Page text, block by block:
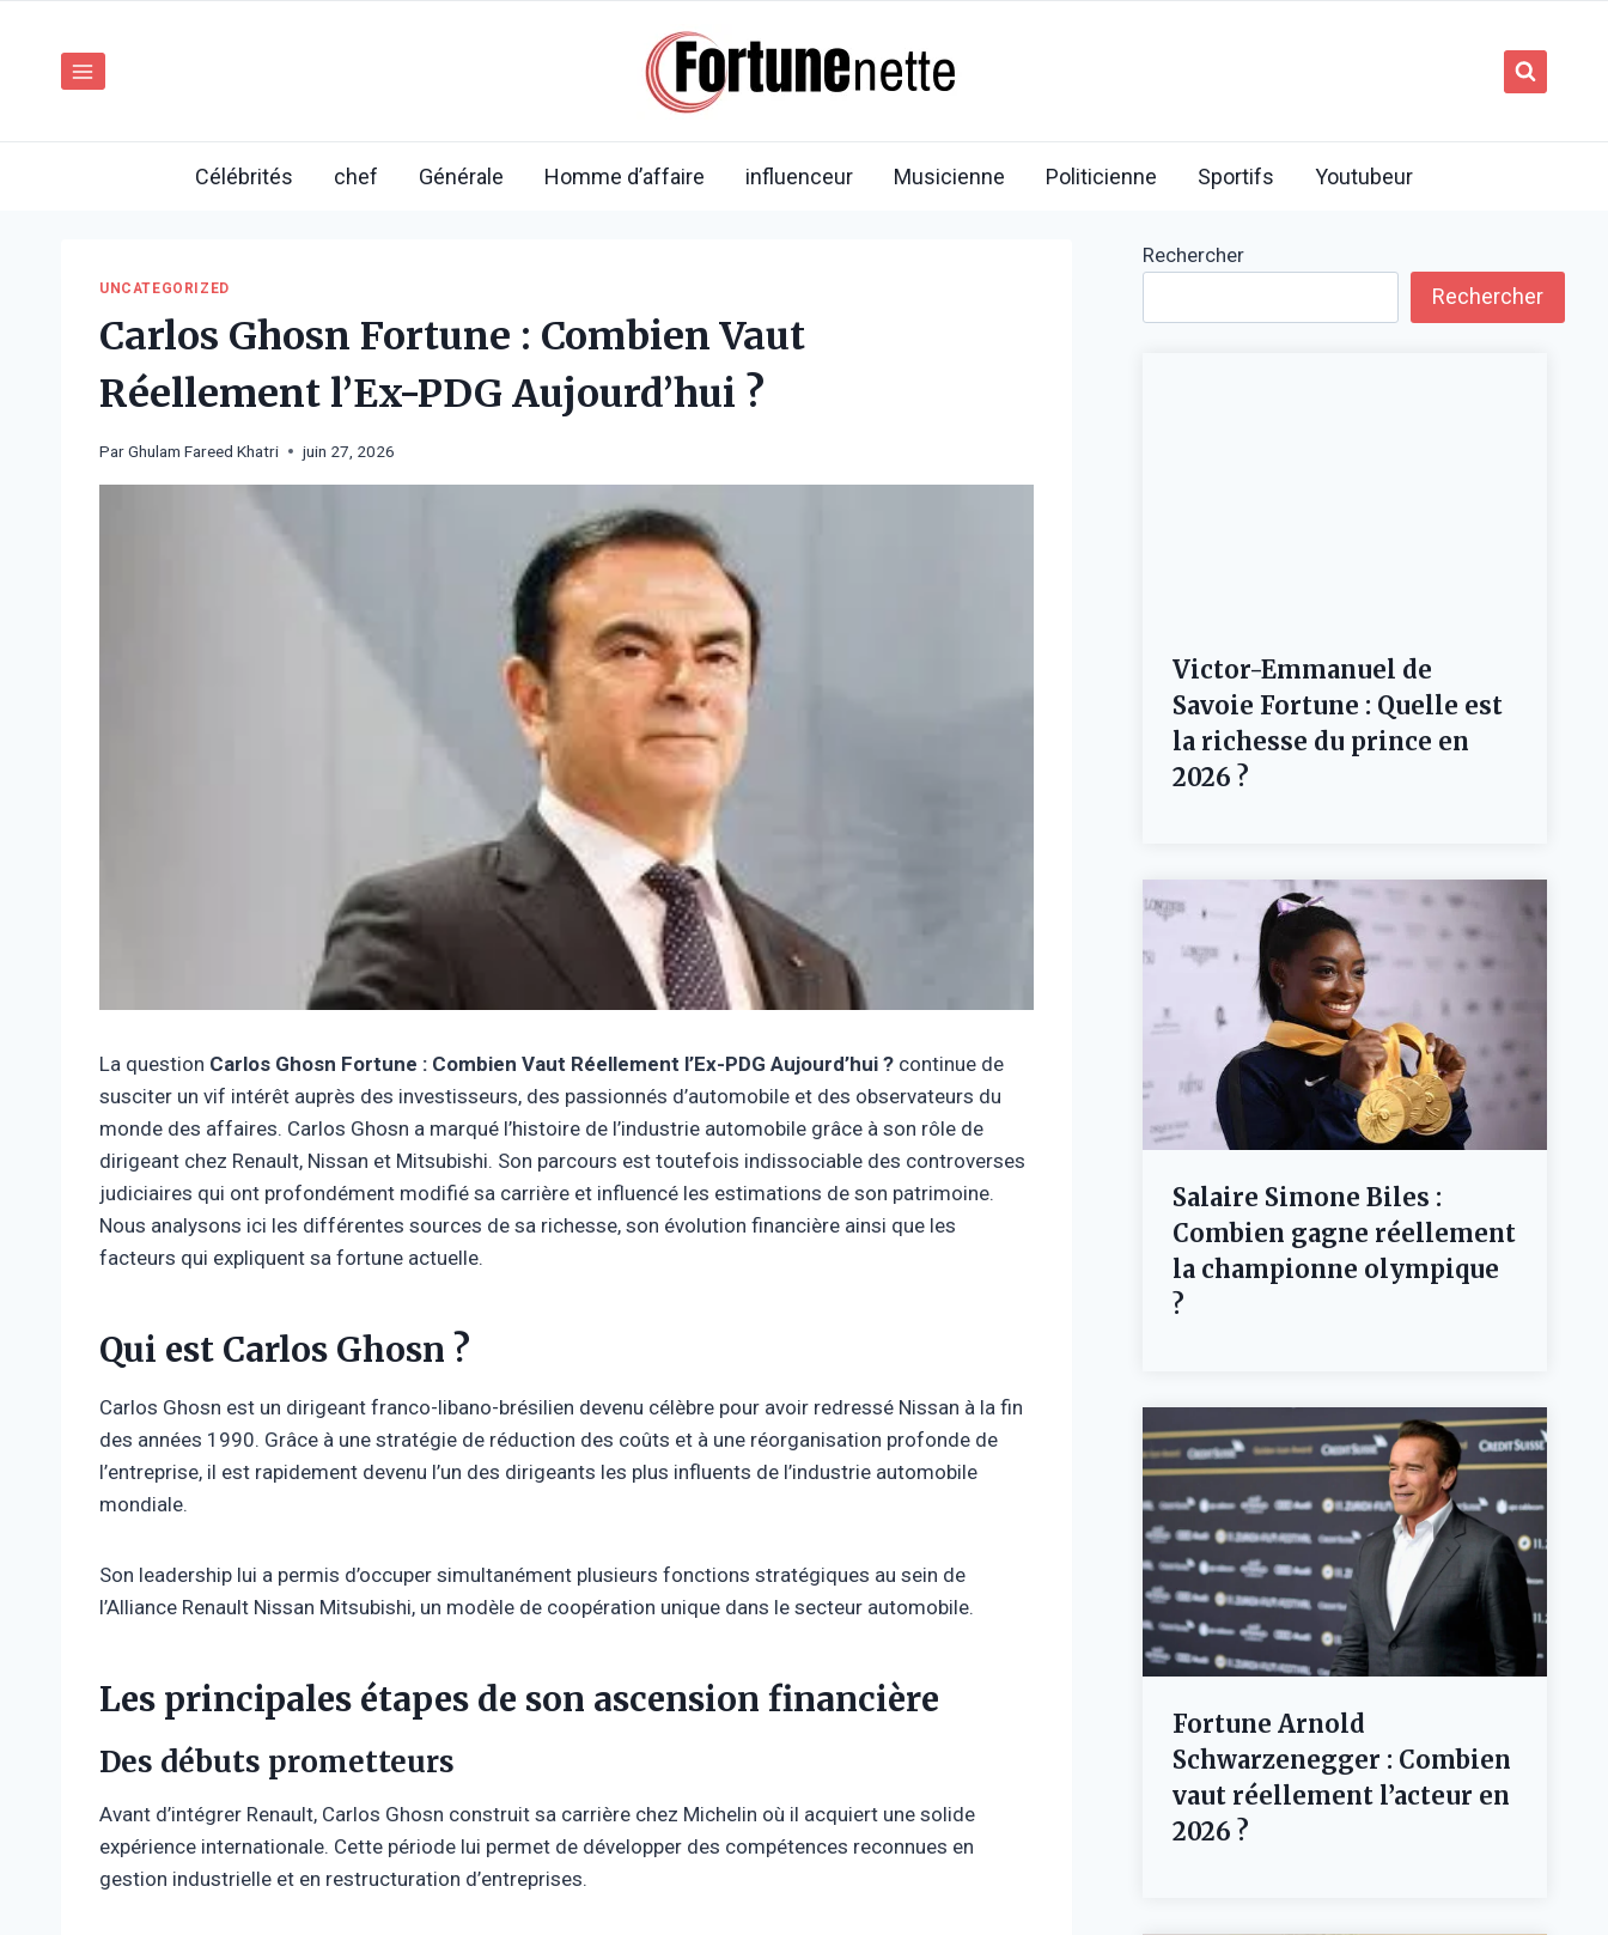
Célébrités chef Générale Homme d’affaire influenceur Musicienne Politicienne Sportifs Youtubeur
UNCATEGORIZED
Carlos Ghosn Fortune : Combien Vaut
Réellement l’Ex-PDG Aujourd’hui ?
ParGhulam Fareed Khatri juin 27, 2026
La question Carlos Ghosn Fortune : Combien Vaut Réellement l’Ex-PDG Aujourd’hui ? continue de
susciter un vif intérêt auprès des investisseurs, des passionnés d’automobile et des observateurs du
monde des affaires. Carlos Ghosn a marqué l’histoire de l’industrie automobile grâce à son rôle de
dirigeant chez Renault, Nissan et Mitsubishi. Son parcours est toutefois indissociable des controverses
judiciaires qui ont profondément modifié sa carrière et influencé les estimations de son patrimoine.
Nous analysons ici les différentes sources de sa richesse, son évolution financière ainsi que les
facteurs qui expliquent sa fortune actuelle.
Qui est Carlos Ghosn ?
Carlos Ghosn est un dirigeant franco-libano-brésilien devenu célèbre pour avoir redressé Nissan à la fin
des années 1990. Grâce à une stratégie de réduction des coûts et à une réorganisation profonde de
l’entreprise, il est rapidement devenu l’un des dirigeants les plus influents de l’industrie automobile
mondiale.
Son leadership lui a permis d’occuper simultanément plusieurs fonctions stratégiques au sein de
l’Alliance Renault Nissan Mitsubishi, un modèle de coopération unique dans le secteur automobile.
Les principales étapes de son ascension financière
Des débuts prometteurs
Avant d’intégrer Renault, Carlos Ghosn construit sa carrière chez Michelin où il acquiert une solide
expérience internationale. Cette période lui permet de développer des compétences reconnues en
gestion industrielle et en restructuration d’entreprises.
Rechercher
Rechercher
Victor-Emmanuel de
Savoie Fortune : Quelle est
la richesse du prince en
2026 ?
Salaire Simone Biles :
Combien gagne réellement
la championne olympique
?
Fortune Arnold
Schwarzenegger : Combien
vaut réellement l’acteur en
2026 ?